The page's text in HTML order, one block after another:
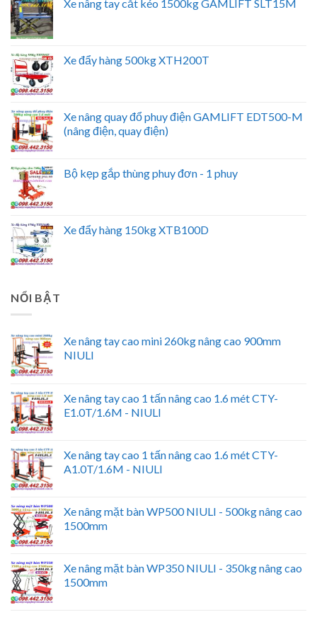
Xe nâng tay cắt kéo 1500kg GAMLIFT SLT15M
Xe đẩy hàng 500kg XTH200T
Xe nâng quay đổ phuy điện GAMLIFT EDT500-M
(nâng điện, quay điện)
Bộ kẹp gắp thùng phuy đơn - 1 phuy
Xe đẩy hàng 150kg XTB100D
NỔI BẬT
Xe nâng tay cao mini 260kg nâng cao 900mm
NIULI
Xe nâng tay cao 1 tấn nâng cao 1.6 mét CTY-
E1.0T/1.6M - NIULI
Xe nâng tay cao 1 tấn nâng cao 1.6 mét CTY-
A1.0T/1.6M - NIULI
Xe nâng mặt bàn WP500 NIULI - 500kg nâng cao
1500mm
Xe nâng mặt bàn WP350 NIULI - 350kg nâng cao
1500mm